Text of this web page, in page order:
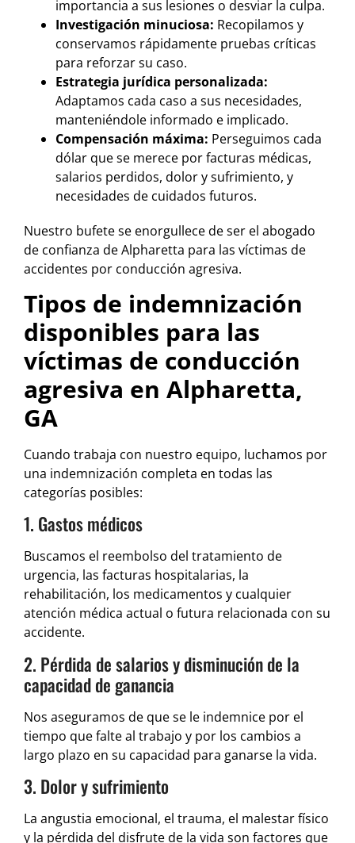
importancia a sus lesiones o desviar la culpa.
Investigación minuciosa: Recopilamos y
conservamos rápidamente pruebas críticas
para reforzar su caso.
Estrategia jurídica personalizada:
Adaptamos cada caso a sus necesidades,
manteniéndole informado e implicado.
Compensación máxima: Perseguimos cada
dólar que se merece por facturas médicas,
salarios perdidos, dolor y sufrimiento, y
necesidades de cuidados futuros.
Nuestro bufete se enorgullece de ser el abogado
de confianza de Alpharetta para las víctimas de
accidentes por conducción agresiva.
Tipos de indemnización
disponibles para las
víctimas de conducción
agresiva en Alpharetta,
GA
Cuando trabaja con nuestro equipo, luchamos por
una indemnización completa en todas las
categorías posibles:
1. Gastos médicos
Buscamos el reembolso del tratamiento de
urgencia, las facturas hospitalarias, la
rehabilitación, los medicamentos y cualquier
atención médica actual o futura relacionada con su
accidente.
2. Pérdida de salarios y disminución de la
capacidad de ganancia
Nos aseguramos de que se le indemnice por el
tiempo que falte al trabajo y por los cambios a
largo plazo en su capacidad para ganarse la vida.
3. Dolor y sufrimiento
La angustia emocional, el trauma, el malestar físico
y la pérdida del disfrute de la vida son factores que